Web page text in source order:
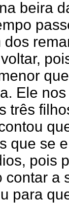
beira
dos
Ele
três
que se
pois
contar a
para